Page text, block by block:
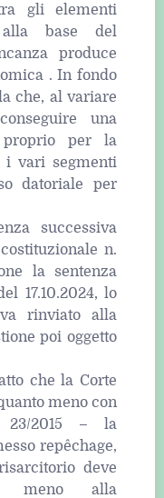
gli elementi
base del
produce
. In fondo
che, al variare
una
proprio per la
i vari segmenti
datoriale per
successiva
n.
la sentenza
17.10.2024, lo
rinviato alla
poi oggetto
che la Corte
meno con
2015 – la
repêchage,
deve
meno alla